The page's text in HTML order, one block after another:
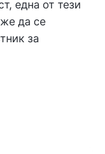
една от тези
да се
за